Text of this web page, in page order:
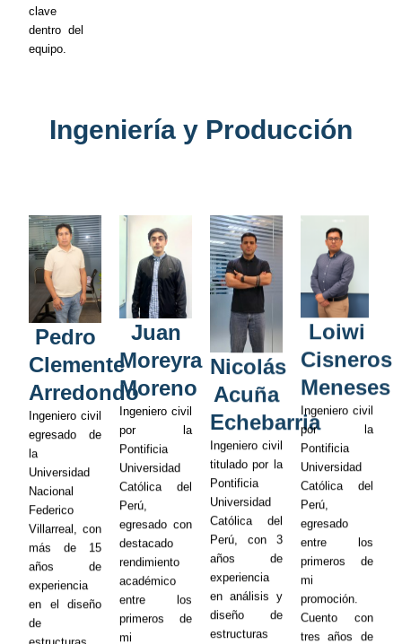
clave
dentro del
equipo.
Ingeniería y Producción
Pedro
Clemente
Arredondo
Ingeniero civil
egresado de
la
Universidad
Nacional
Federico
Villarreal, con
más de 15
años de
experiencia
en el diseño
de
Juan
Moreyra
Moreno
Ingeniero civil
por la
Pontificia
Universidad
Católica del
Perú,
egresado con
destacado
rendimiento
académico
entre los
primeros de
mi
Nicolás
Acuña
Echebarria
Ingeniero civil
titulado por la
Pontificia
Universidad
Católica del
Perú, con 3
años de
experiencia
en análisis y
diseño de
estructuras
Loiwi
Cisneros
Meneses
Ingeniero civil
por la
Pontificia
Universidad
Católica del
Perú,
egresado
entre los
primeros de
mi
promoción.
Cuento con
tres años de